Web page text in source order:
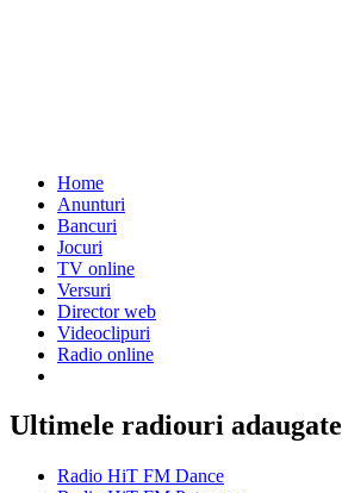
Home
Anunturi
Bancuri
Jocuri
TV online
Versuri
Director web
Videoclipuri
Radio online
Ultimele radiouri adaugate
Radio HiT FM Dance